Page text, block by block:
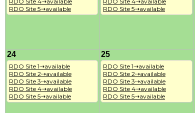
RDO Site 5⇢available
RDO Site 5⇢available
24
RDO Site 1⇢available
RDO Site 2⇢available
RDO Site 3⇢available
RDO Site 4⇢available
RDO Site 5⇢available
25
RDO Site 1⇢available
RDO Site 2⇢available
RDO Site 3⇢available
RDO Site 4⇢available
RDO Site 5⇢available